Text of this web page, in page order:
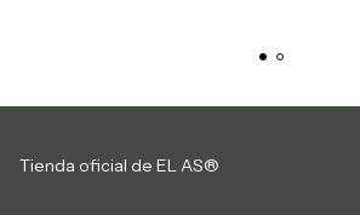
Tienda oficial de EL AS®